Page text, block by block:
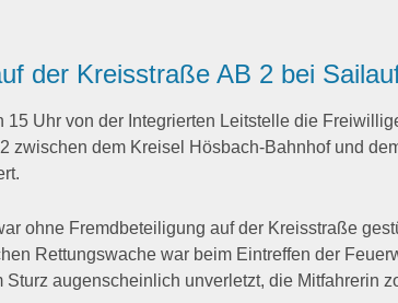
der Kreisstraße AB 2 bei
Uhr von der Integrierten Leitstelle die
zwischen dem Kreisel Hösbach-Bahnhof und
ohne Fremdbeteiligung auf der Kreisstraße
Rettungswache war beim Eintreffen der
augenscheinlich unverletzt, die Mitfahrerin